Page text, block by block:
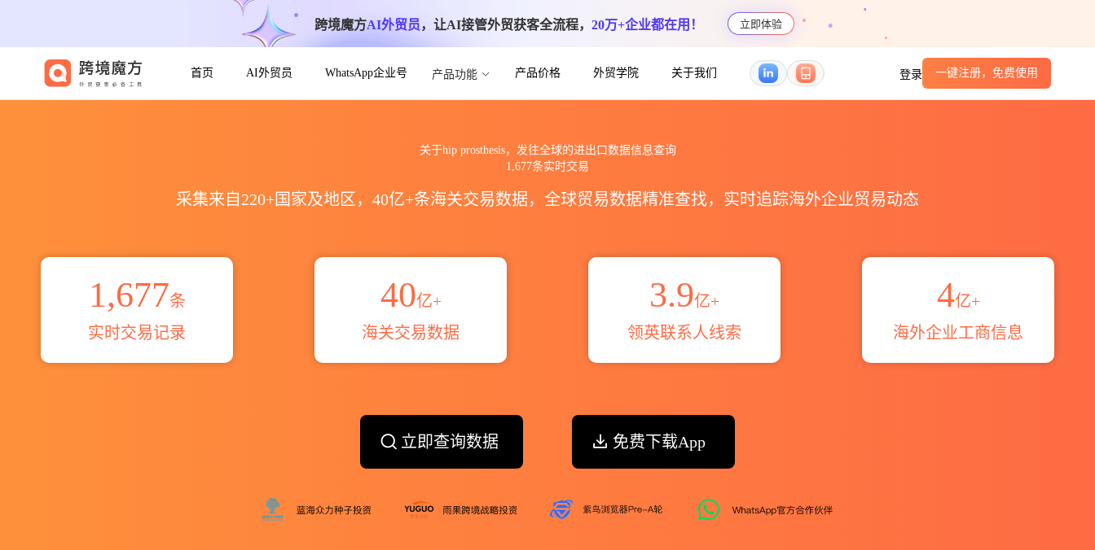
跨境魔方AI外贸员，让AI接管外贸获客全流程， 20万+企业都在用！ 立即体验
首页 AI外贸员 WhatsApp企业号 产品功能 产品价格 外贸学院 关于我们 登录 一键注册，免费使用
关于hip prosthesis，发往全球的进出口数据信息查询
1,677条实时交易
采集来自220+国家及地区，40亿+条海关交易数据，全球贸易数据精准查找，实时追踪海外企业贸易动态
1,677条
实时交易记录
40亿+
海关交易数据
3.9亿+
领英联系人线索
4亿+
海外企业工商信息
立即查询数据 免费下载App